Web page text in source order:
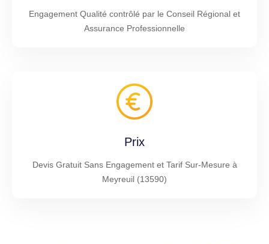
Engagement Qualité contrôlé par le Conseil Régional et
Assurance Professionnelle
Prix
Devis Gratuit Sans Engagement et Tarif Sur-Mesure à
Meyreuil (13590)